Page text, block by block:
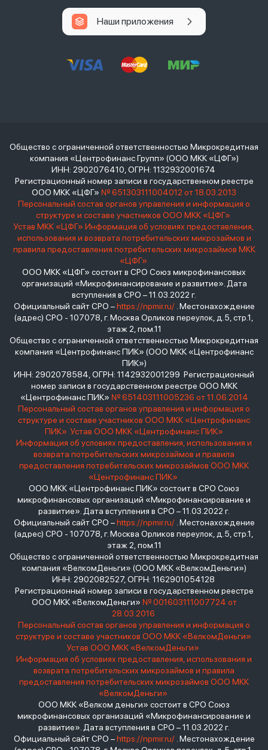
Наши приложения
Общество с ограниченной ответственностью Микрокредитная
компания «Центрофинанс Групп» (ООО МКК «ЦФГ»)
ИНН: 2902076410, ОГРН: 1132932001674
Регистрационный номер записи в государственном реестре
ООО МКК «ЦФГ» № 651303111004012 от 18.03.2013
Персональный состав органов управления и информация о
структуре и составе участников ООО МКК «ЦФГ»
Устав МКК «ЦФГ» Информация об условиях предоставления,
использования и возврата потребительских микрозаймов и
правила предоставления потребительских микрозаймов МКК
«ЦФГ»
ООО МКК «ЦФГ» состоит в СРО Союз микрофинансовых
организаций «Микрофинансирование и развитие». Дата
вступления в СРО – 11.03.2022 г.
Официальный сайт СРО –https://npmir.ru/. Местонахождение
(адрес) СРО - 107078, г. Москва Орликов переулок, д.5, стр.1,
этаж 2, пом.11
Общество с ограниченной ответственностью Микрокредитная
компания «Центрофинанс ПИК» (ООО МКК «Центрофинанс
ПИК»)
ИНН: 2902078584, ОГРН: 1142932001299 Регистрационный
номер записи в государственном реестре ООО МКК
«Центрофинанс ПИК» № 651403111005236 от 11.06.2014
Персональный состав органов управления и информация о
структуре и составе участников ООО МКК «Центрофинанс
ПИК» Устав ООО МКК «Центрофинанс ПИК»
Информация об условиях предоставления, использования и
возврата потребительских микрозаймов и правила
предоставления потребительских микрозаймов ООО МКК
«Центрофинанс ПИК»
ООО МКК «Центрофинанс ПИК» состоит в СРО Союз
микрофинансовых организаций «Микрофинансирование и
развитие». Дата вступления в СРО – 11.03.2022 г.
Официальный сайт СРО –https://npmir.ru/. Местонахождение
(адрес) СРО - 107078, г. Москва Орликов переулок, д.5, стр.1,
этаж 2, пом.11
Общество с ограниченной ответственностью Микрокредитная
компания «ВелкомДеньги» (ООО МКК «ВелкомДеньги»)
ИНН: 2902082527, ОГРН: 1162901054128
Регистрационный номер записи в государственном реестре
ООО МКК «ВелкомДеньги» № 001603111007724 от
28.03.2016
Персональный состав органов управления и информация о
структуре и составе участников ООО МКК «ВелкомДеньги»
Устав ООО МКК «ВелкомДеньги»
Информация об условиях предоставления, использования и
возврата потребительских микрозаймов и правила
предоставления потребительских микрозаймов ООО МКК
«ВелкомДеньги»
ООО МКК «Велком деньги» состоит в СРО Союз
микрофинансовых организаций «Микрофинансирование и
развитие». Дата вступления в СРО – 11.03.2022 г.
Официальный сайт СРО –https://npmir.ru/. Местонахождение